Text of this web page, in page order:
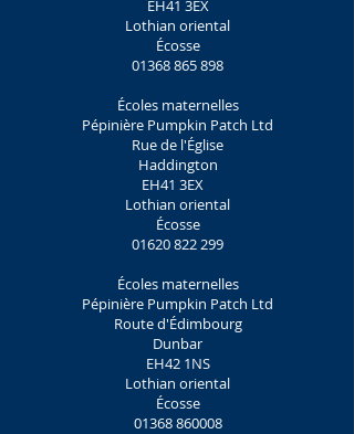
EH41 3EX
Lothian oriental
Écosse
01368 865 898
Écoles maternelles
Pépinière Pumpkin Patch Ltd
Rue de l'Église
Haddington
EH41 3EX
Lothian oriental
Écosse
01620 822 299
Écoles maternelles
Pépinière Pumpkin Patch Ltd
Route d'Édimbourg
Dunbar
EH42 1NS
Lothian oriental
Écosse
01368 860008